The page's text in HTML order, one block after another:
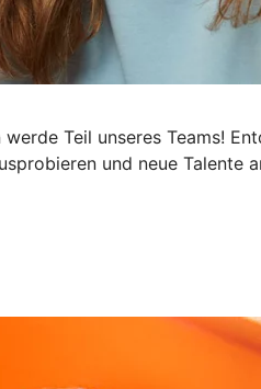
Teil unseres Teams!
und neue